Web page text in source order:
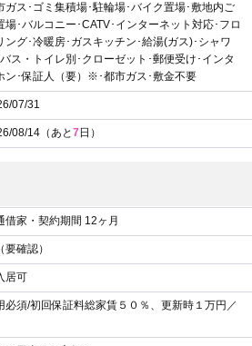
ガス･ゴミ集積場･駐輪場･バイク置場･敷地内ご
場･バルコニー･CATV･インターネット対応･フロ
ング･冷暖房･ガスキッチン･給湯(ガス)･シャワ
ス・トイレ別･クローゼット･郵便受け･インタ
ン･保証人（要）※･都市ガス･敷金不要
07/31
08/14（あと7日）
借家・契約期間 12ヶ月
要確認）
居可
必須/初回保証料総家賃５０％、更新時１万円／